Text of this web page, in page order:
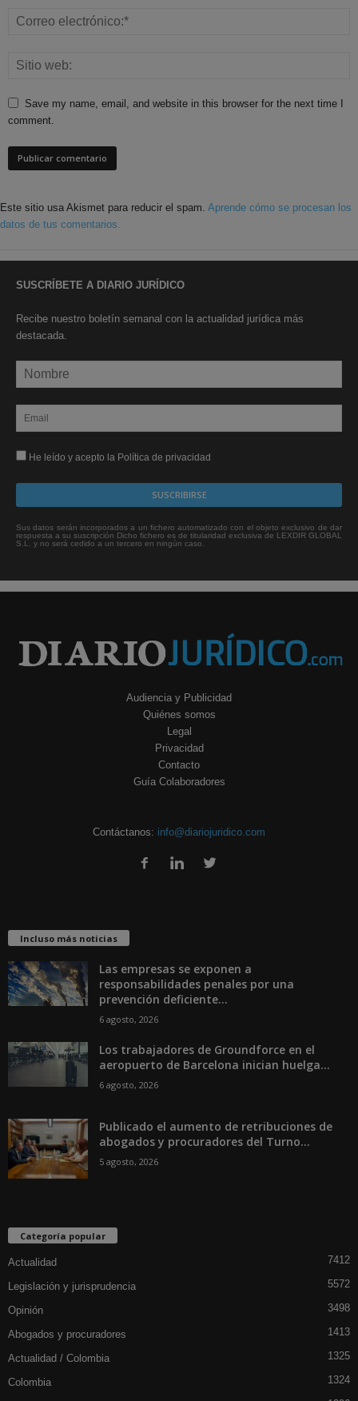
Save my name, email, and website in this browser for the next time I
comment.
Este sitio usa Akismet para reducir el spam. Aprende cómo se procesan los
datos de tus comentarios.
SUSCRÍBETE A DIARIO JURÍDICO
Recibe nuestro boletín semanal con la actualidad jurídica más
destacada.
He leído y acepto la Política de privacidad
Sus datos serán incorporados a un fichero automatizado con el objeto exclusivo de dar
respuesta a su suscripción Dicho fichero es de titularidad exclusiva de LEXDIR GLOBAL
S.L. y no será cedido a un tercero en ningún caso.
Audiencia y Publicidad
Quiénes somos
Legal
Privacidad
Contacto
Guía Colaboradores
Contáctanos: info@diariojuridico.com
Incluso más noticias
Las empresas se exponen a
responsabilidades penales por una
prevención deficiente...
6 agosto, 2026
Los trabajadores de Groundforce en el
aeropuerto de Barcelona inician huelga...
6 agosto, 2026
Publicado el aumento de retribuciones de
abogados y procuradores del Turno...
5 agosto, 2026
Categoría popular
Actualidad 7412
Legislación y jurisprudencia 5572
Opinión 3498
Abogados y procuradores 1413
Actualidad / Colombia 1325
Colombia 1324